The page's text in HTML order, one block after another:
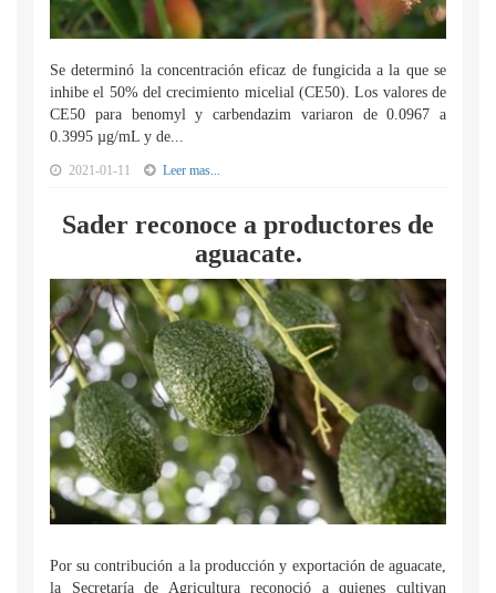
Se determinó la concentración eficaz de fungicida a la que se
inhibe el 50% del crecimiento micelial (CE50). Los valores de
CE50 para benomyl y carbendazim variaron de 0.0967 a
0.3995 µg/mL y de...
2021-01-11 Leer mas...
Sader reconoce a productores de
aguacate.
Por su contribución a la producción y exportación de aguacate,
la Secretaría de Agricultura reconoció a quienes cultivan